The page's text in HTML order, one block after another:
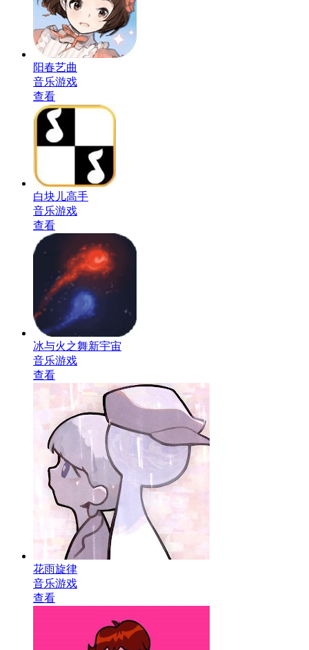
阳春艺曲
音乐游戏
查看
白块儿高手
音乐游戏
查看
冰与火之舞新宇宙
音乐游戏
查看
花雨旋律
音乐游戏
查看